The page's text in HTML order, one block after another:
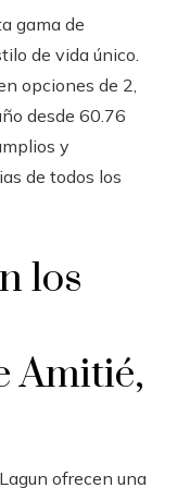
gama de
de vida único.
opciones de 2,
desde 60.76
y
de todos los
los
Amitié,
ofrecen una